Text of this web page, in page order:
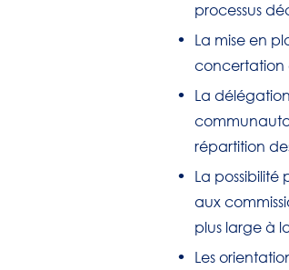
processus
La mise en
concertation
La
répartition
La possibilité
aux
plus large à
Les